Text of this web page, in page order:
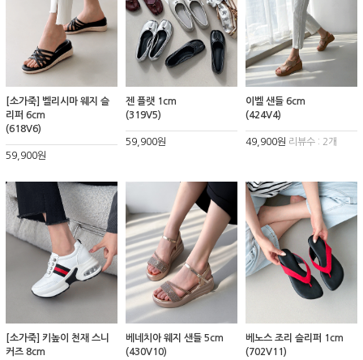
[소가죽] 벨리시마 웨지 슬
리퍼 6cm
(618V6)
59,900원
젠 플랫 1cm
(319V5)
59,900원
이벨 샌들 6cm
(424V4)
49,900원 리뷰수 : 2개
[소가죽] 키높이 천재 스니
커즈 8cm
베네치아 웨지 샌들 5cm
(430V10)
베노스 조리 슬리퍼 1cm
(702V11)